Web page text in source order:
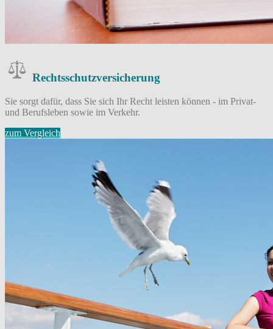
Rechtsschutz­versicherung
Sie sorgt dafür, dass Sie sich Ihr Recht leisten können - im Privat-
und Berufsleben sowie im Verkehr.
zum Vergleich